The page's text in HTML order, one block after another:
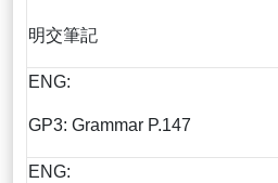
明交筆記
ENG:
GP3: Grammar P.147
ENG: